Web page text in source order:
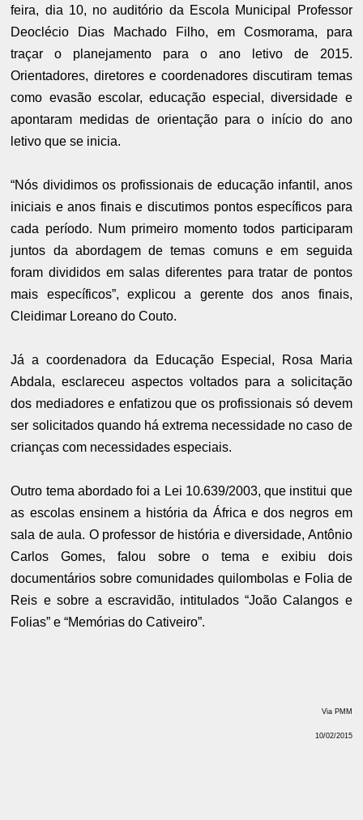
feira, dia 10, no auditório da Escola Municipal Professor
Deoclécio Dias Machado Filho, em Cosmorama, para
traçar o planejamento para o ano letivo de 2015.
Orientadores, diretores e coordenadores discutiram temas
como evasão escolar, educação especial, diversidade e
apontaram medidas de orientação para o início do ano
letivo que se inicia.
“Nós dividimos os profissionais de educação infantil, anos
iniciais e anos finais e discutimos pontos específicos para
cada período. Num primeiro momento todos participaram
juntos da abordagem de temas comuns e em seguida
foram divididos em salas diferentes para tratar de pontos
mais específicos”, explicou a gerente dos anos finais,
Cleidimar Loreano do Couto.
Já a coordenadora da Educação Especial, Rosa Maria
Abdala, esclareceu aspectos voltados para a solicitação
dos mediadores e enfatizou que os profissionais só devem
ser solicitados quando há extrema necessidade no caso de
crianças com necessidades especiais.
Outro tema abordado foi a Lei 10.639/2003, que institui que
as escolas ensinem a história da África e dos negros em
sala de aula. O professor de história e diversidade, Antônio
Carlos Gomes, falou sobre o tema e exibiu dois
documentários sobre comunidades quilombolas e Folia de
Reis e sobre a escravidão, intitulados “João Calangos e
Folias” e “Memórias do Cativeiro”.
Via PMM
10/02/2015